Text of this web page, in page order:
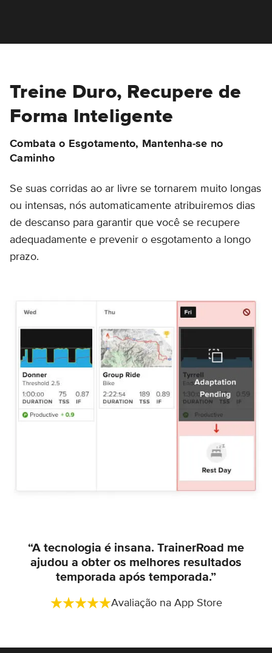
Treine Duro, Recupere de
Forma Inteligente
Combata o Esgotamento, Mantenha-se no
Caminho
Se suas corridas ao ar livre se tornarem muito longas
ou intensas, nós automaticamente atribuiremos dias
de descanso para garantir que você se recupere
adequadamente e prevenir o esgotamento a longo
prazo.
“A tecnologia é insana. TrainerRoad me
ajudou a obter os melhores resultados
temporada após temporada.”
Avaliação na App Store